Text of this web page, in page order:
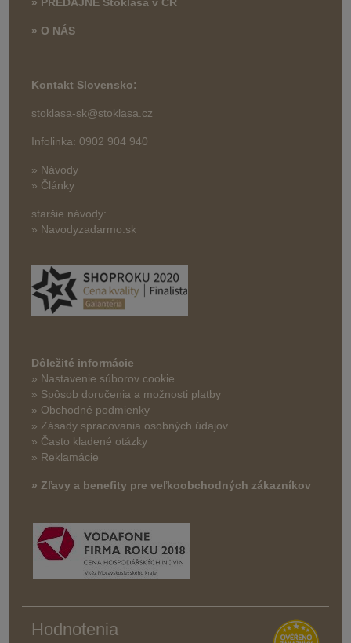
» O NÁS
Kontakt Slovensko:
stoklasa-sk@stoklasa.cz
Infolinka: 0902 904 940
» Návody
» Články
staršie návody:
» Navodyzadarmo.sk
Dôležité informácie
» Nastavenie súborov cookie
» Spôsob doručenia a možnosti platby
» Obchodné podmienky
» Zásady spracovania osobných údajov
» Často kladené otázky
» Reklamácie
» Zľavy a benefity pre veľkoobchodných zákazníkov
Hodnotenia